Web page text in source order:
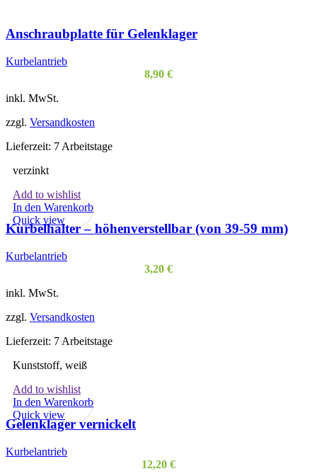
Anschraubplatte für Gelenklager
Kurbelantrieb
8,90 €
inkl. MwSt.
zzgl. Versandkosten
Lieferzeit: 7 Arbeitstage
verzinkt
Add to wishlist
In den Warenkorb
Quick view
Kurbelhalter – höhenverstellbar (von 39-59 mm)
Kurbelantrieb
3,20 €
inkl. MwSt.
zzgl. Versandkosten
Lieferzeit: 7 Arbeitstage
Kunststoff, weiß
Add to wishlist
In den Warenkorb
Quick view
Gelenklager vernickelt
Kurbelantrieb
12,20 €